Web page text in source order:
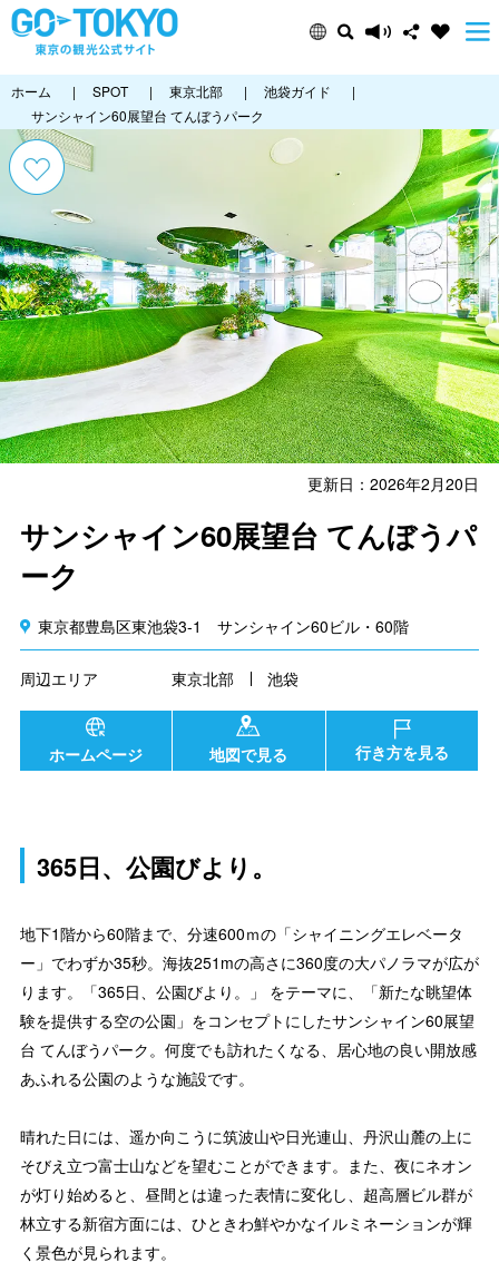
ホーム | SPOT | 東京北部 | 池袋ガイド
|
サンシャイン60展望台 てんぼうパーク
更新日：2026年2月20日
サンシャイン60展望台 てんぼうパ
ーク
東京都豊島区東池袋3-1 サンシャイン60ビル・60階
周辺エリア 東京北部 池袋
ホームページ 地図で見る 行き方を見る
365日、公園びより。
地下1階から60階まで、分速600ｍの「シャイニングエレベータ
ー」でわずか35秒。海抜251mの高さに360度の大パノラマが広が
ります。「365日、公園びより。」 をテーマに、「新たな眺望体
験を提供する空の公園」をコンセプトにしたサンシャイン60展望
台 てんぼうパーク。何度でも訪れたくなる、居心地の良い開放感
あふれる公園のような施設です。
晴れた日には、遥か向こうに筑波山や日光連山、丹沢山麓の上に
そびえ立つ富士山などを望むことができます。また、夜にネオン
が灯り始めると、昼間とは違った表情に変化し、超高層ビル群が
林立する新宿方面には、ひときわ鮮やかなイルミネーションが輝
く景色が見られます。